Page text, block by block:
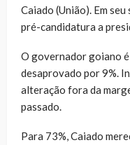
Caiado (União). Em
pré-candidatura a
O governador goiano
desaprovado por 9%.
alteração fora da
passado.
Para 73%, Caiado